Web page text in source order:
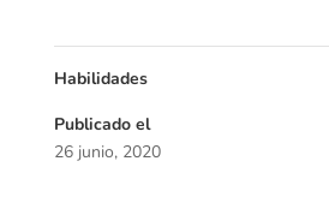
Habilidades
Publicado el
26 junio, 2020